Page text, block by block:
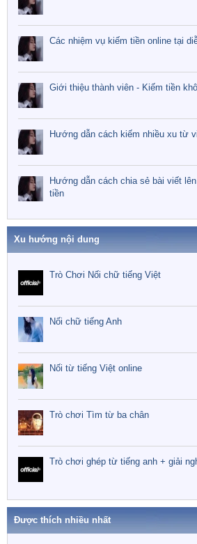
Các nhiệm vụ kiếm tiền online tại
Giới thiệu thành viên - Kiếm tiền
Hướng dẫn cách kiếm nhiều xu từ
Hướng dẫn cách chia sẻ bài viết
tiền
Xu hướng nội dung
Trò Chơi Nối chữ tiếng Việt
Nối chữ tiếng Anh
Nối từ tiếng Việt online
Trò chơi Tìm từ ba chân
Trò chơi ghép từ tiếng anh + giải
Được thích nhiều nhất